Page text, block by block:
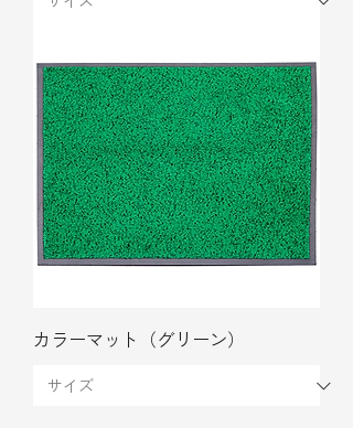
カラーマット（グリーン）